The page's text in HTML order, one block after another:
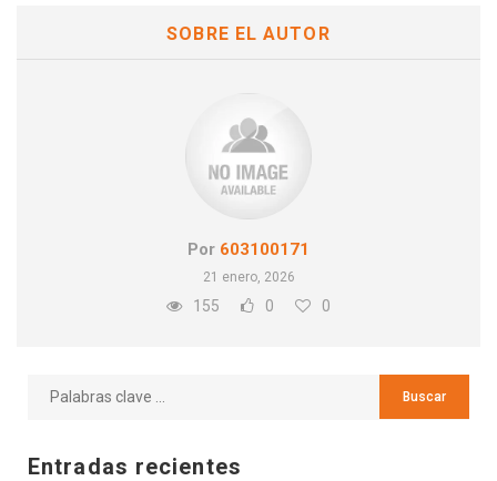
SOBRE EL AUTOR
Por 603100171
21 enero, 2026
155 0 0
Entradas recientes